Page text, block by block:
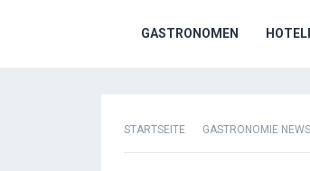
GASTRONOMEN
STARTSEITE GASTRONOMIE NEWS